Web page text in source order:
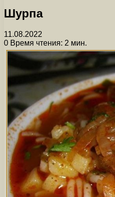
Шурпа
11.08.2022
0 Время чтения: 2 мин.